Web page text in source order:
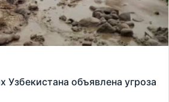
Узбекистана объявлена угроза